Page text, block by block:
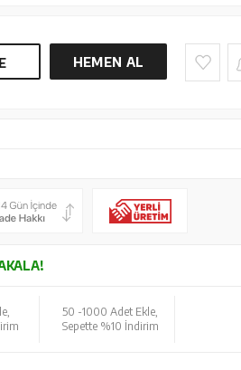
HEMEN AL
50 -1000 Adet Ekle,
Sepette %10 İndirim